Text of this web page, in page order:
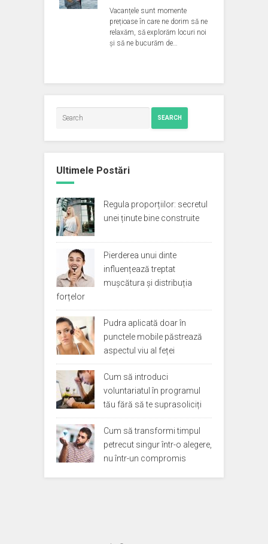
Vacanțele sunt momente
prețioase în care ne dorim să ne
relaxăm, să explorăm locuri noi
și să ne bucurăm de…
SEARCH
Ultimele Postări
Regula proporțiilor: secretul
unei ținute bine construite
Pierderea unui dinte
influențează treptat
mușcătura și distribuția
forțelor
Pudra aplicată doar în
punctele mobile păstrează
aspectul viu al feței
Cum să introduci
voluntariatul în programul
tău fără să te suprasoliciți
Cum să transformi timpul
petrecut singur într-o alegere,
nu într-un compromis